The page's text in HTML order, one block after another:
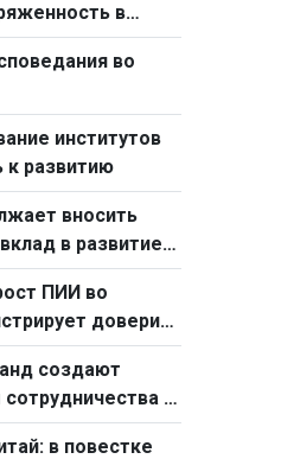
в
во
институтов
к развитию
вносить
в развитие
ПИИ во
доверие
к стране
создают
и
в повестке